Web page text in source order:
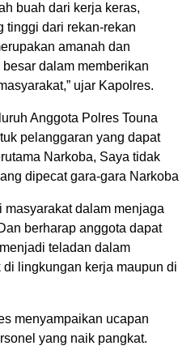
buah dari kerja keras,
tinggi dari rekan-rekan
amanah dan
dalam memberikan
ujar Kapolres.
Anggota Polres Touna
pelanggaran yang dapat
Narkoba, Saya tidak
dipecat gara-gara Narkoba
masyarakat dalam menjaga
berharap anggota dapat
teladan dalam
lingkungan kerja maupun di
menyampaikan ucapan
yang naik pangkat.